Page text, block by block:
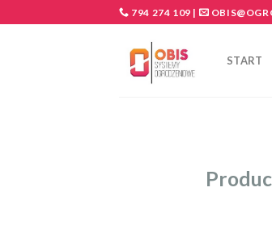
to
794 274 109 |
START